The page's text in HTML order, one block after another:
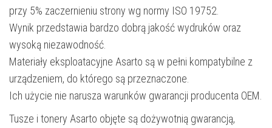
przy 5% zaczernieniu strony wg normy ISO 19752.
Wynik przedstawia bardzo dobrą jakość wydruków oraz
wysoką niezawodność.
Materiały eksploatacyjne Asarto są w pełni kompatybilne z
urządzeniem, do którego są przeznaczone.
Ich użycie nie narusza warunków gwarancji producenta OEM.
Tusze i tonery Asarto objęte są dożywotnią gwarancją,